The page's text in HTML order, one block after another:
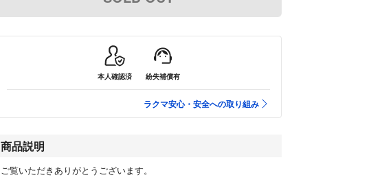
本人確認済 紛失補償有
ラクマ安心・安全への取り組み
商品説明
ご覧いただきありがとうございます。